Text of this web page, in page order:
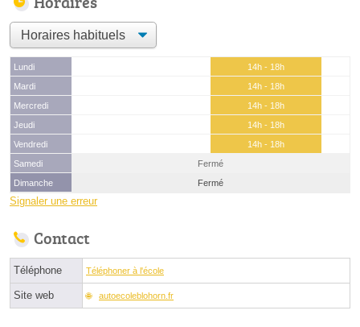
Lundi
14h - 18h
Mardi
14h - 18h
Mercredi
14h - 18h
Jeudi
14h - 18h
Vendredi
14h - 18h
Samedi
Fermé
Dimanche
Fermé
Signaler une erreur
Contact
Téléphone Téléphoner à l'école
Site web autoecoleblohorn.fr